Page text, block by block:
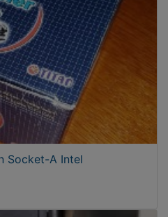
Socket-A Intel